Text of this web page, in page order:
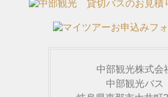
中部観光株式会
中部観光バス